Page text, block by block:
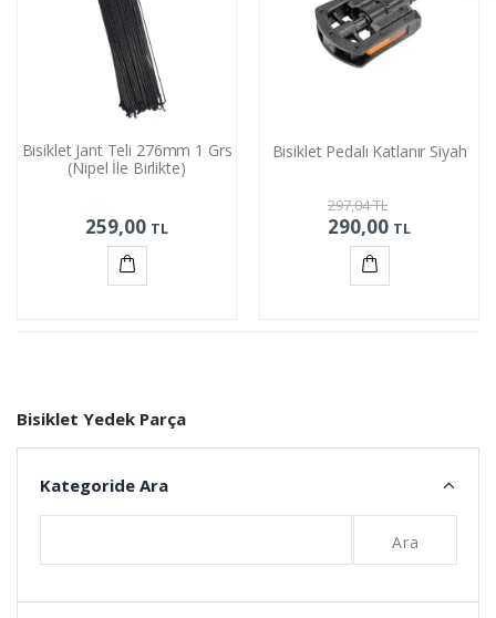
Bisiklet Jant Teli 276mm 1 Grs
(Nipel İle Birlikte)
259,00 TL
Bisiklet Pedalı Katlanır Siyah
297,04TL
290,00 TL
Bisiklet Yedek Parça
Kategoride Ara
Ara